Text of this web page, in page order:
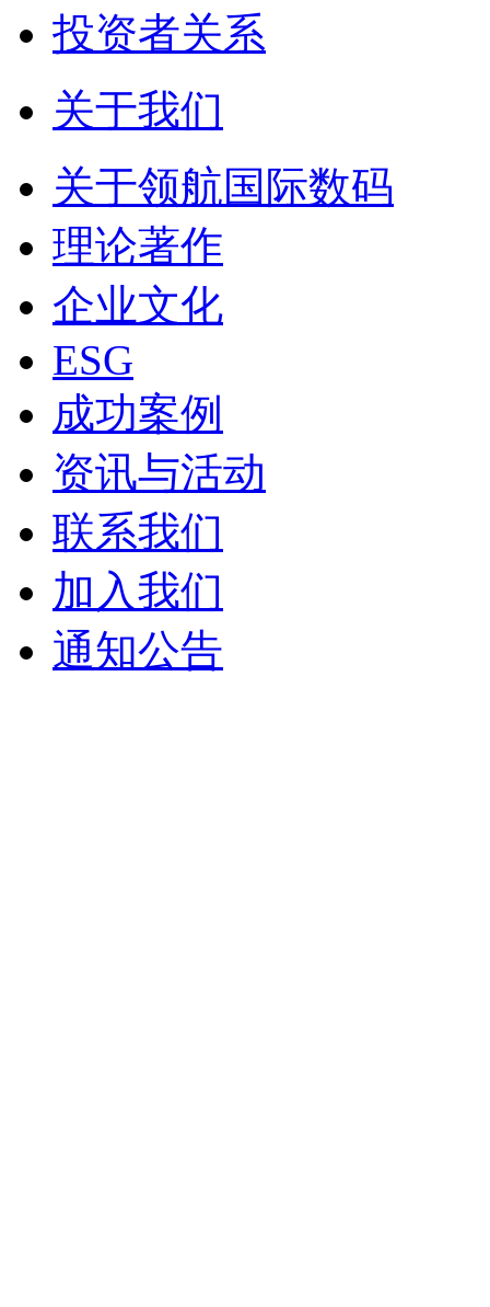
投资者关系
关于我们
关于领航国际数码
理论著作
企业文化
ESG
成功案例
资讯与活动
联系我们
加入我们
通知公告